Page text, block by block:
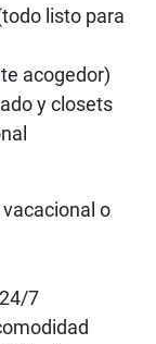
listo para
acogedor)
y closets
o
7